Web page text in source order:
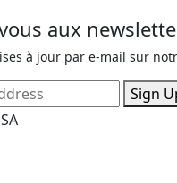
aux
à jour par e-mail sur
Sign